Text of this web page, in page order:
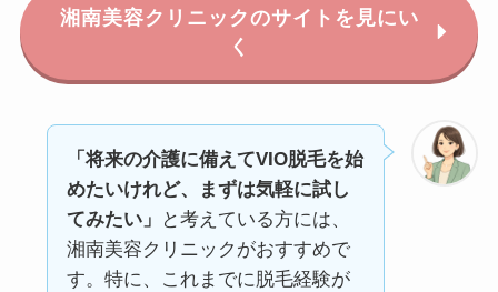
湘南美容クリニックのサイトを見にい
く
「将来の介護に備えてVIO脱毛を始
めたいけれど、まずは気軽に試し
てみたい」
と考えている方には、
湘南美容クリニックがおすすめで
す。特に、これまでに脱毛経験が